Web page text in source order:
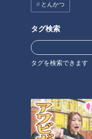
とんかつ
タグ検索
タグを検索できます
「たっぷりきのこのクリ
ギ・まいたけの3種類の
と同じ生地を、短く太
いるので、柔らかくも
りのベシャメルソースと
住所：愛知郡東郷町春
定休日：水、木曜日